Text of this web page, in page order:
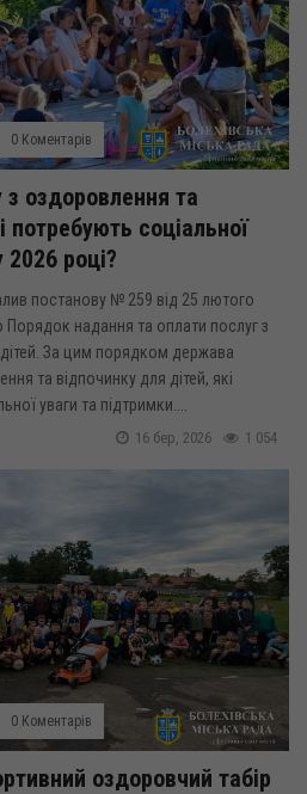
0 Коментарів
оздоровлення та
потребують соціальної
році?
постанову № 259 від 25 лютого
надання та оплати послуг з
За цим порядком держава
та відпочинку для дітей, які
уваги та підтримки....
1 054
16 бер, 2026
0 Коментарів
оздоровчий табір